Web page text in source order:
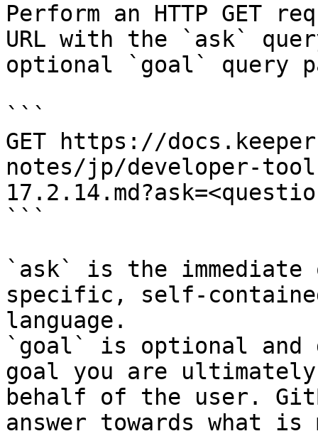
Perform an HTTP GET
URL with the `ask`
optional `goal` query
```
GET https://
notes/jp/developer-
```
`ask` is the
specific, self-
language.
`goal` is optional and
goal you are
behalf of the user.
answer towards what